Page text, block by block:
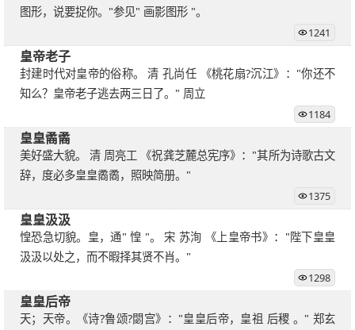
图形，说要捉你。"参见" 画影图形 "。
1241
皇帝老子
封建时代对皇帝的俗称。 清 孔尚任 《桃花扇?沉江》："你还不
知么？皇帝老子逃去两三日了。" 周立
1184
皇皇矞矞
美好盛大貌。 清 周亮工 《祝龚芝麓总宪序》："其所为诗歌古文
辞，度必多皇皇矞矞，照映简册。"
1375
皇皇汲汲
惶恐急切貌。皇，通" 惶 "。 宋 苏洵 《上皇帝书》："陛下皇皇
汲汲以处之，而不暇择其贤不肖。"
1298
皇皇后帝
天；天帝。《诗?鲁颂?閟宫》："皇皇后帝，皇祖 后稷 。" 郑玄